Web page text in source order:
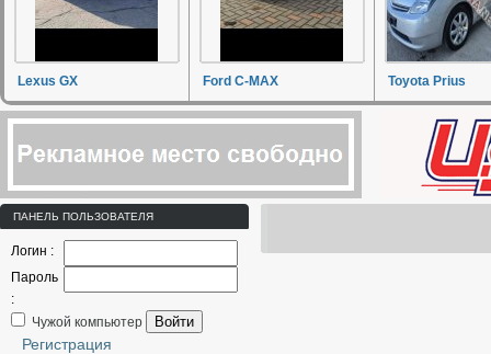
Lexus GX Ford C-MAX Toyota Prius
ПАНЕЛЬ ПОЛЬЗОВАТЕЛЯ
Логин :
Пароль
:
Чужой компьютер
Войти
Регистрация